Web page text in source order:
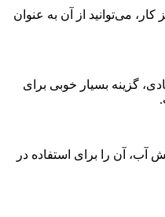
از آن به عنوان
بسیار خوبی برای
را برای استفاده در